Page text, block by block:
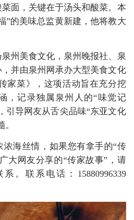
面，关键在于汤头和酸菜。本
”的美味总监黄新建，他将教大
美食文化，泉州晚报社、泉
并由泉州网承办大型美食文化
家菜》，这项活动旨在充分挖
，记录独属泉州人的“味觉记
引导网友从舌尖品味“东亚文化
海丝情，如果您有拿手的“传
大网友分享的“传家故事”，请
。联系电话：15880996339